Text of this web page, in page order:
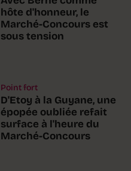
hôte d'honneur, le
Marché-Concours est
sous tension
Point fort
D'Etoy à la Guyane, une
épopée oubliée refait
surface à l'heure du
Marché-Concours